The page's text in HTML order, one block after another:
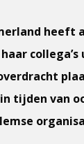
heeft
tijden van